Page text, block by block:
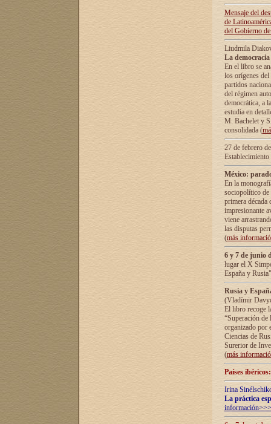
Mensaje del
de
del Gobierno
Liudmila
La
En el libro se
los orígenes
partidos
del régimen
democrática, а
estudia en
М. Bachelet у
consolidada (
27 de febrero
México:
En la
sociopolítico de
primera década
impresionante
viene
las disputas
(más
6 y 7 de junio
lugar el X
España y
Rusia y
(Vladímir
El libro recoge
“Superación
organizado por
Ciencias de
Surerior de
(más
Países
Irina
La práctica
información>>>